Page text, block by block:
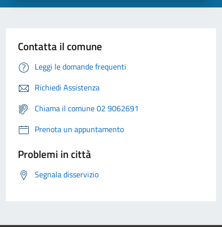
Contatta il comune
Leggi le domande frequenti
Richiedi Assistenza
Chiama il comune 02 9062691
Prenota un appuntamento
Problemi in città
Segnala disservizio